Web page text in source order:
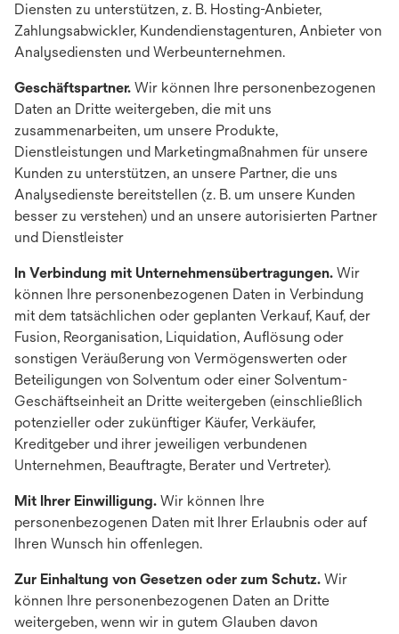
Diensten zu unterstützen, z. B. Hosting-Anbieter,
Zahlungsabwickler, Kundendienstagenturen, Anbieter von
Analysediensten und Werbeunternehmen.
Geschäftspartner. Wir können Ihre personenbezogenen
Daten an Dritte weitergeben, die mit uns
zusammenarbeiten, um unsere Produkte,
Dienstleistungen und Marketingmaßnahmen für unsere
Kunden zu unterstützen, an unsere Partner, die uns
Analysedienste bereitstellen (z. B. um unsere Kunden
besser zu verstehen) und an unsere autorisierten Partner
und Dienstleister
In Verbindung mit Unternehmensübertragungen. Wir
können Ihre personenbezogenen Daten in Verbindung
mit dem tatsächlichen oder geplanten Verkauf, Kauf, der
Fusion, Reorganisation, Liquidation, Auflösung oder
sonstigen Veräußerung von Vermögenswerten oder
Beteiligungen von Solventum oder einer Solventum-
Geschäftseinheit an Dritte weitergeben (einschließlich
potenzieller oder zukünftiger Käufer, Verkäufer,
Kreditgeber und ihrer jeweiligen verbundenen
Unternehmen, Beauftragte, Berater und Vertreter).
Mit Ihrer Einwilligung. Wir können Ihre
personenbezogenen Daten mit Ihrer Erlaubnis oder auf
Ihren Wunsch hin offenlegen.
Zur Einhaltung von Gesetzen oder zum Schutz. Wir
können Ihre personenbezogenen Daten an Dritte
weitergeben, wenn wir in gutem Glauben davon